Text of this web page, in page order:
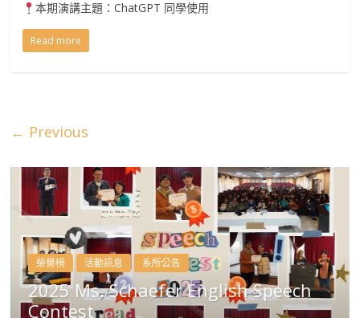
本期演講主題：ChatGPT 同學使用
Read more
← Previous
Speech